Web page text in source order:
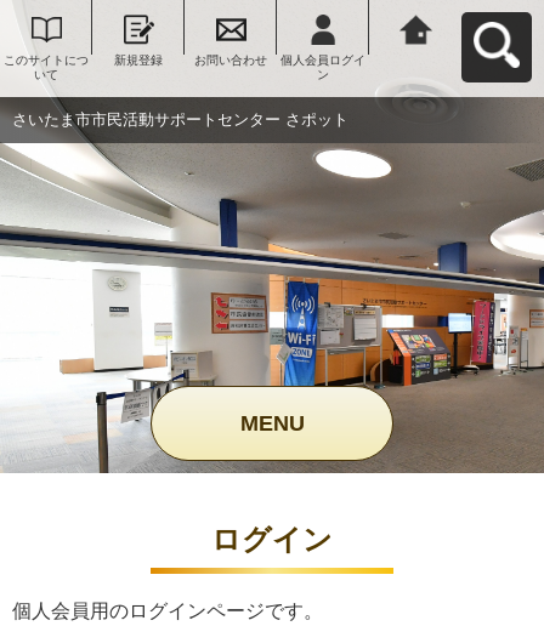
このサイトにつ
いて
新規登録 お問い合わせ
個人会員ログイ
ン
ンター さポット
へ戻る
さいたま市市民活動サポートセンター さポット
MENU
ログイン
個人会員用のログインページです。